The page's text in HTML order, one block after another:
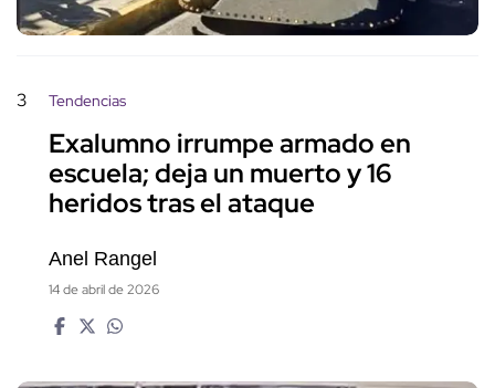
3 Tendencias
Exalumno irrumpe armado en
escuela; deja un muerto y 16
heridos tras el ataque
Anel Rangel
14 de abril de 2026